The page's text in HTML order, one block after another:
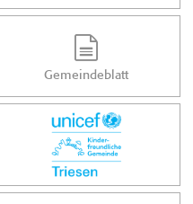
Gemeindeblatt